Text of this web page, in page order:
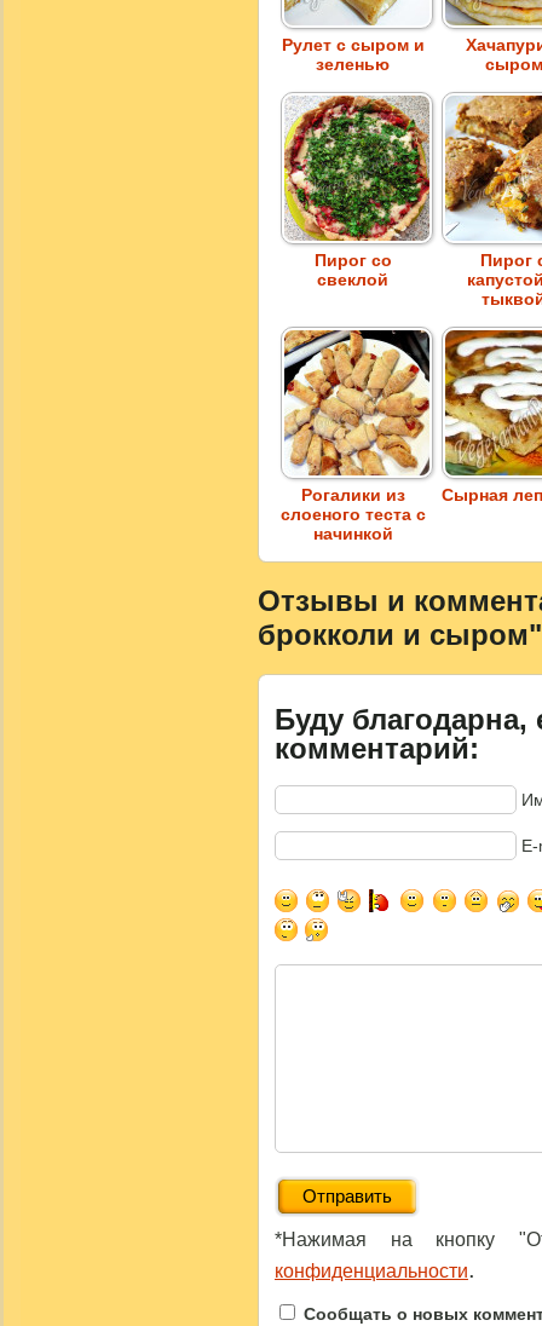
Рулет с сыром и
зеленью
сыром
Пирог со
свеклой
Пирог
Рогалики из
слоеного теста с
начинкой
Сырная
Отзывы и
брокколи и сыром"
Буду благодарна,
комментарий:
*Нажимая на кнопку
конфиденциальности.
Сообщать о новых